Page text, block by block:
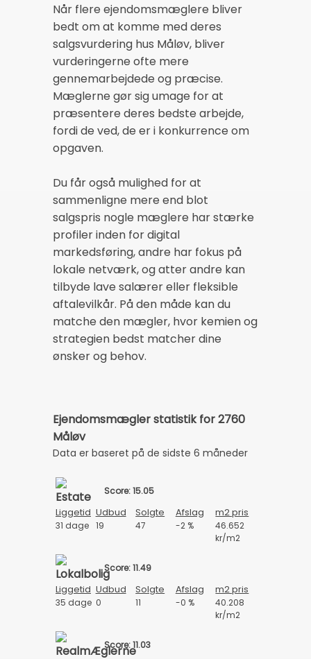
Når flere ejendomsmæglere bliver
bedt om at komme med deres
salgsvurdering hus Måløv, bliver
vurderingerne ofte mere
gennemarbejdede og præcise.
Mæglerne gør sig umage for at
præsentere deres bedste arbejde,
fordi de ved, de er i konkurrence om
opgaven.
Du får også mulighed for at
sammenligne mere end blot
salgspris nogle mæglere har stærke
profiler inden for digital
markedsføring, andre har fokus på
lokale netværk, og atter andre kan
tilbyde lave salærer eller fleksible
aftalevilkår. På den måde kan du
matche den mægler, hvor kemien og
strategien bedst matcher dine
ønsker og behov.
Ejendomsmægler statistik for 2760
Måløv
Data er baseret på de sidste 6 måneder
Score: 15.05
Liggetid Udbud Solgte Afslag m2 pris
31 dage 19 47 -2 %
46.652
kr/m2
Score: 11.49
Liggetid Udbud Solgte Afslag m2 pris
35 dage 0 11 -0 %
40.208
kr/m2
Score: 11.03